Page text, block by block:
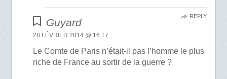
Guyard
28 FÉVRIER 2014 @ 16:17
Le Comte de Paris n’était-il pas l’homme le plus
riche de France au sortir de la guerre ?
REPLY